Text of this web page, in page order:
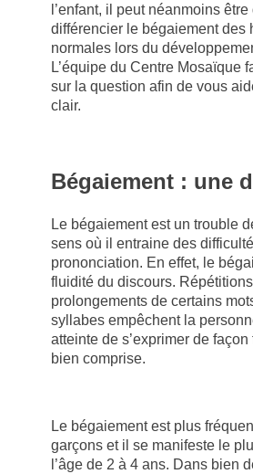
l’enfant, il peut néanmoins
différencier le bégaiement des
normales lors du
L’équipe du Centre Mosaïque
sur la question afin de vous
clair.
Bégaiement : une
Le bégaiement est un trouble
sens où il entraine des
prononciation. En effet, le
fluidité du discours.
prolongements de certains
syllabes empêchent la
atteinte de s’exprimer de façon
bien comprise.
Le bégaiement est plus
garçons et il se manifeste le
l’âge de 2 à 4 ans. Dans bien